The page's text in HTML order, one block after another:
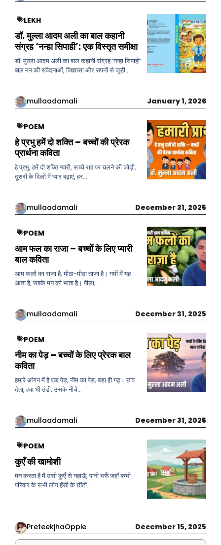
LEKH
डॉ. मुल्ला आदम अली का बाल कहानी
संग्रह ‘नन्हा सिपाही’: एक विस्तृत समीक्षा
डॉ. मुल्ला आदम अली का बाल कहानी संग्रह ‘नन्हा सिपाही’
बाल मन की संवेदनाओं, जिज्ञासा और सपनों से जुड़ी…
mullaadamali January 1, 2026
POEM
हे प्रभु हमें दो शक्ति – बच्चों की प्रेरक
प्रार्थना कविता
हे प्रभु, हमें दो शक्ति प्यारी, सच्चे राह पर चलने की जोड़ी,
दूसरों के दिलों में प्यार बढ़ाएं, हर…
mullaadamali December 31, 2025
POEM
आम फल का राजा – बच्चों के लिए प्यारी
बाल कविता
आम फलों का राजा है, मीठा-मीठा ताजा है। गर्मी में यह
आता है, सबके मन को भाता है। पीला,…
mullaadamali December 31, 2025
POEM
नीम का पेड़ – बच्चों के लिए प्रेरक बाल
कविता
हमारे आंगन में है एक पेड़, नीम का पेड़, बड़ा ही गढ़। छांव
देता, हवा भी ठंडी, उसके नीचे…
mullaadamali December 31, 2025
POEM
कुएँ की खामोशी
मन करता है मैं उसी कुएँ से नहाऊँ, पानी भरूँ जहाँ कभी
परिवार के सभी लोग हँसी के छींटों…
PreteekjhaOppie December 15, 2025